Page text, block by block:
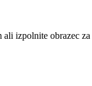
ali izpolnite obrazec za